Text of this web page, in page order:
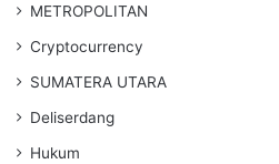
METROPOLITAN
Cryptocurrency
SUMATERA UTARA
Deliserdang
Hukum